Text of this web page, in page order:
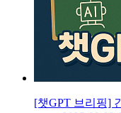
[챗GPT 브리핑]